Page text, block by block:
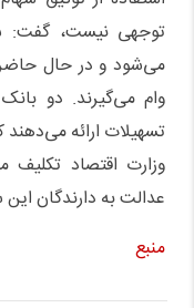
توجهی نیست، گفت:
می‌شود و در حال حاضر
وام می‌گیرند. دو
تسهیلات ارائه
وزارت اقتصاد تکلیف
عدالت به دارندگان
منبع